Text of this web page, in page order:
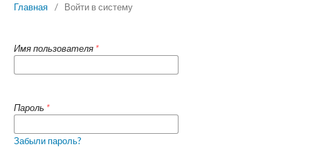
Главная / Войти в систему
Имя пользователя *
Пароль *
Забыли пароль?